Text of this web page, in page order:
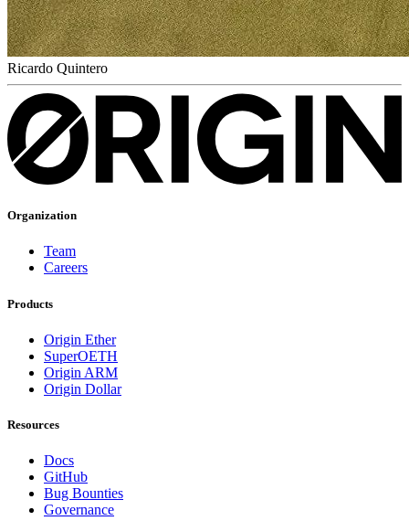
Ricardo Quintero
Organization
Team
Careers
Products
Origin Ether
SuperOETH
Origin ARM
Origin Dollar
Resources
Docs
GitHub
Bug Bounties
Governance